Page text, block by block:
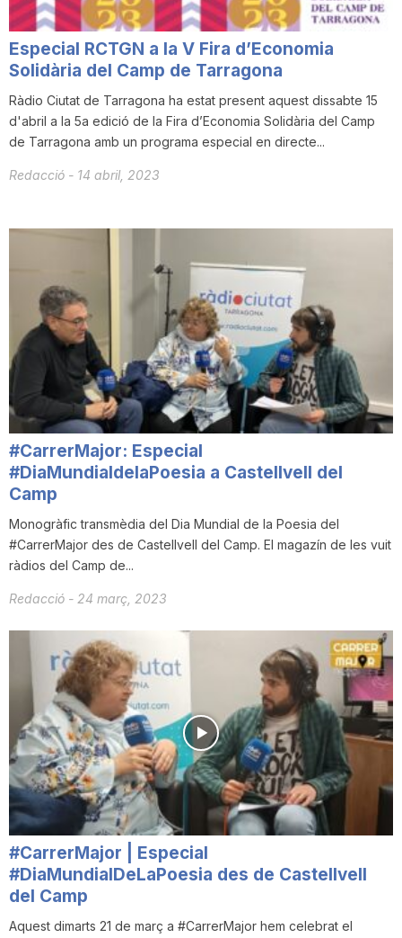
Especial RCTGN a la V Fira d’Economia
Solidària del Camp de Tarragona
Ràdio Ciutat de Tarragona ha estat present aquest dissabte 15
d'abril a la 5a edició de la Fira d’Economia Solidària del Camp
de Tarragona amb un programa especial en directe...
Redacció - 14 abril, 2023
#CarrerMajor: Especial
#DiaMundialdelaPoesia a Castellvell del
Camp
Monogràfic transmèdia del Dia Mundial de la Poesia del
#CarrerMajor des de Castellvell del Camp. El magazín de les vuit
ràdios del Camp de...
Redacció - 24 març, 2023
#CarrerMajor | Especial
#DiaMundialDeLaPoesia des de Castellvell
del Camp
Aquest dimarts 21 de març a #CarrerMajor hem celebrat el